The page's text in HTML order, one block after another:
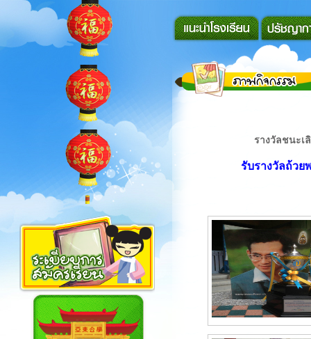
รางวัลชนะเ
รับรางวัลถ้วย